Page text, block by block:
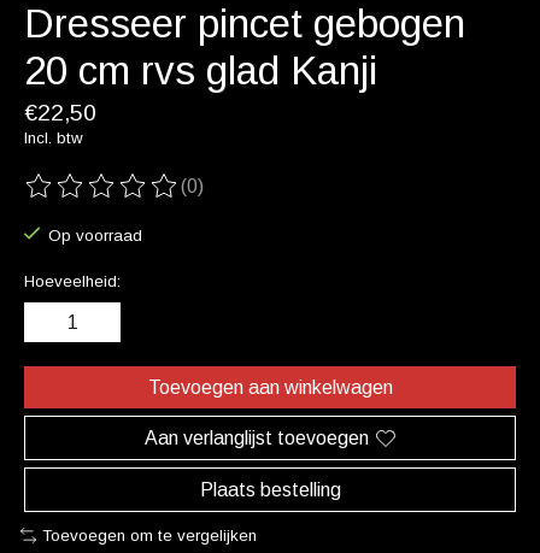
Dresseer pincet gebogen
20 cm rvs glad Kanji
€22,50
Incl. btw
De beoordeling van dit product is
(0)
Op voorraad
Hoeveelheid:
Toevoegen aan winkelwagen
Aan verlanglijst toevoegen
Plaats bestelling
Toevoegen om te vergelijken